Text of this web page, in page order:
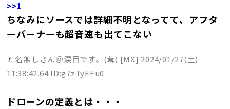
>>1
ちなみにソースでは詳細不明となってて、アフタ
ーバーナーも超音速も出てこない
7:名無しさん＠涙目です。(茸) [MX] 2024/01/27(土)
11:38:42.64 ID:g7zTyEFu0
ドローンの定義とは・・・